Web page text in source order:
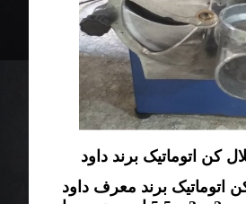
کن اتوماتیک برند داود
اتوماتیک برند معرف داود